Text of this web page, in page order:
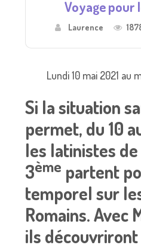
Voyage pour
Laurence
Lundi 10 mai 2021 au
Si la situation
permet, du 10
les latinistes
3ème partent
temporel sur
Romains. Avec
ils